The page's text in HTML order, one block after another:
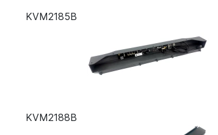
KVM2185B
KVM2188B